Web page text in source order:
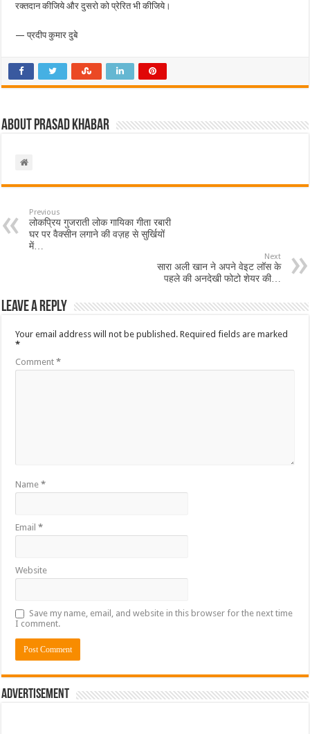
रक्तदान कीजिये और दुसरो को प्रेरित भी कीजिये।
— प्रदीप कुमार दुबे
About Prasad Khabar
Previous
लोकप्रिय गुजराती लोक गायिका गीता रबारी
घर पर वैक्सीन लगाने की वज़ह से सुर्खियों
में…
Next
सारा अली खान ने अपने वेइट लॉस के
पहले की अनदेखी फोटो शेयर की…
Leave a Reply
Your email address will not be published. Required fields are marked
*
Comment*
Name*
Email*
Website
Save my name, email, and website in this browser for the next time
I comment.
Advertisement